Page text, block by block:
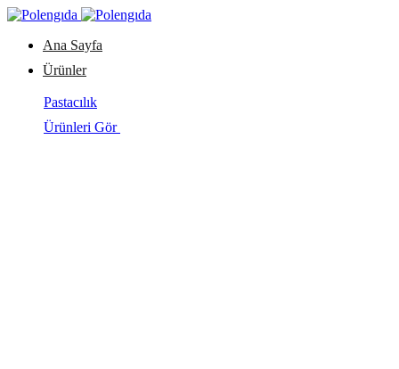
Ana Sayfa
Ürünler
Pastacılık
Ürünleri Gör